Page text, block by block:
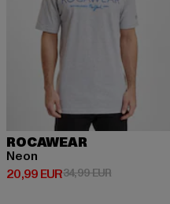
ROCAWEAR
Neon
20,99 EUR
Derzeitiger Preis: 20,99 EUR
34,99 EUR